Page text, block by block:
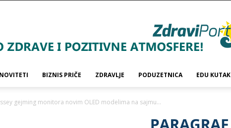
NOVITETI BIZNIS PRIČE ZDRAVLJE PODUZETNICA EDU KUTAK
gejming monitora novim OLED modelima na sajmu...